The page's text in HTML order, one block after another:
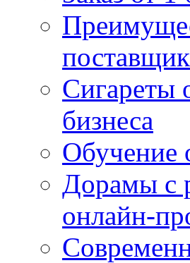
Сигареты
бизнеса
Обучение
Дорамы с
онлайн-